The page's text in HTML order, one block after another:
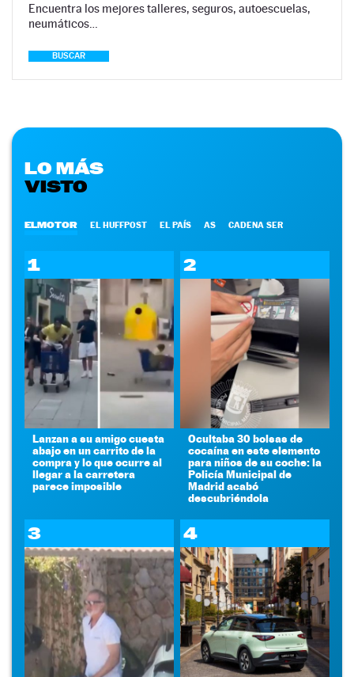
Encuentra los mejores talleres, seguros, autoescuelas,
neumáticos…
BUSCAR
LO MÁS
VISTO
ELMOTOR EL HUFFPOST EL PAÍS AS CADENA SER
1
Lanzan a su amigo cuesta
abajo en un carrito de la
compra y lo que ocurre al
llegar a la carretera
parece imposible
2
Ocultaba 30 bolsas de
cocaína en este elemento
para niños de su coche: la
Policía Municipal de
Madrid acabó
descubriéndola
3 4